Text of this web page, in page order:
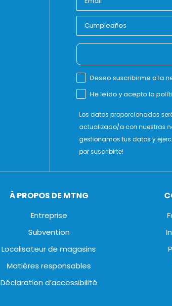
Deseo suscribirme a la
He leído y acepto la
Los datos proporcionados
actualizado/a con nuestras
gestionamos tus datos y
por suscribirte!
À PROPOS DE MTNG
Entreprise
Subvention
Localisateur de magasins
Matières responsables
Déclaration d’accessibilité